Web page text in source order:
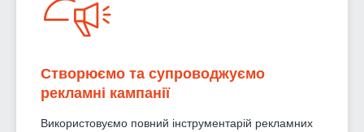
Створюємо та супроводжуємо
рекламні кампанії
Використовуємо повний інструментарій рекламних